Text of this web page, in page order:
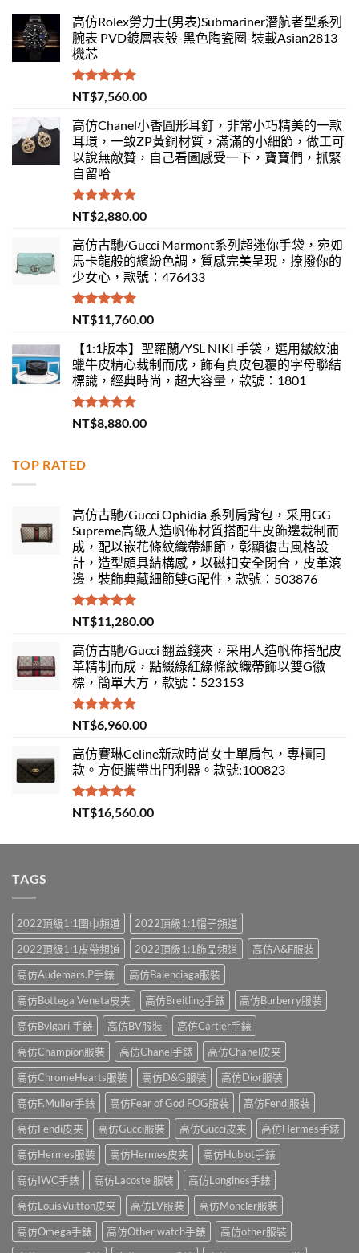
高仿Rolex勞力士(男表)Submariner潛航者型系列
腕表 PVD鍍層表殼-黑色陶瓷圈-裝載Asian2813
機芯
評分 5.00
滿分 5
NT$7,560.00
高仿Chanel小香圓形耳釘，非常小巧精美的一款
耳環，一致ZP黃銅材質，滿滿的小細節，做工可
以說無敵贊，自己看圖感受一下，寶寶們，抓緊
自留哈
評分 5.00
滿分 5
NT$2,880.00
高仿古馳/Gucci Marmont系列超迷你手袋，宛如
馬卡龍般的繽紛色調，質感完美呈現，撩撥你的
少女心，款號：476433
評分5.00
滿分 5
NT$11,760.00
【1:1版本】聖羅蘭/YSL NIKI 手袋，選用皺紋油
蠟牛皮精心裁制而成，飾有真皮包覆的字母聯結
標識，經典時尚，超大容量，款號：1801
評分 5.00
滿分 5
NT$8,880.00
TOP RATED
高仿古馳/Gucci Ophidia 系列肩背包，采用GG
Supreme高級人造帆佈材質搭配牛皮飾邊裁制而
成，配以嵌花條紋織帶細節，彰顯復古風格設
計，造型頗具結構感，以磁扣安全閉合，皮革滾
邊，裝飾典藏細節雙G配件，款號：503876
評分5.00
滿分 5
NT$11,280.00
高仿古馳/Gucci 翻蓋錢夾，采用人造帆佈搭配皮
革精制而成，點綴綠紅綠條紋織帶飾以雙G徽
標，簡單大方，款號：523153
評分 5.00
滿分 5
NT$6,960.00
高仿賽琳Celine新款時尚女士單肩包，專櫃同
款。方便攜帶出門利器。款號:100823
評分5.00
滿分 5
NT$16,560.00
TAGS
2022頂級1:1圍巾頻道
2022頂級1:1帽子頻道
2022頂級1:1皮帶頻道
2022頂級1:1飾品頻道
高仿A&F服裝
高仿Audemars.P手錶
高仿Balenciaga服裝
高仿Bottega Veneta皮夹
高仿Breitling手錶
高仿Burberry服裝
高仿Bvlgari 手錶
高仿BV服裝
高仿Cartier手錶
高仿Champion服裝
高仿Chanel手錶
高仿Chanel皮夹
高仿ChromeHearts服裝
高仿D&G服裝
高仿Dior服裝
高仿F.Muller手錶
高仿Fear of God FOG服裝
高仿Fendi服裝
高仿Fendi皮夹
高仿Gucci服裝 高仿Gucci皮夹
高仿Hermes手錶
高仿Hermes服裝
高仿Hermes皮夹
高仿Hublot手錶
高仿IWC手錶
高仿Lacoste 服裝
高仿Longines手錶
高仿LouisVuitton皮夹
高仿LV服裝
高仿Moncler服裝
高仿Omega手錶
高仿Other watch手錶
高仿other服裝